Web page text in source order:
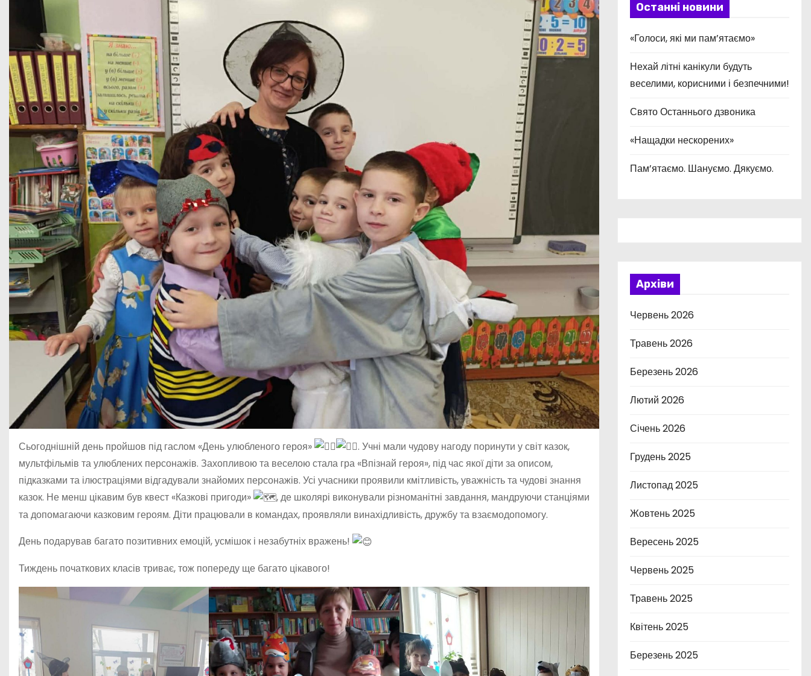
Сьогоднішній день пройшов під гаслом «День улюбленого героя»
. Учні мали чудову нагоду поринути у світ казок,
мультфільмів та улюблених персонажів. Захопливою та веселою стала гра «Впізнай героя», під час якої діти за описом,
підказками та ілюстраціями відгадували знайомих персонажів. Усі учасники проявили кмітливість, уважність та чудові знання
казок. Не менш цікавим був квест «Казкові пригоди»
, де школярі виконували різноманітні завдання, мандруючи станціями
та допомагаючи казковим героям. Діти працювали в командах, проявляли винахідливість, дружбу та взаємодопомогу.
День подарував багато позитивних емоцій, усмішок і незабутніх вражень!
Тиждень початкових класів триває, тож попереду ще багато цікавого!
Останні новини
«Голоси, які ми пам’ятаємо»
Нехай літні канікули будуть
веселими, корисними і безпечними!
Свято Останнього дзвоника
«Нащадки нескорених»
Пам’ятаємо. Шануємо. Дякуємо.
Архіви
Червень 2026
Травень 2026
Березень 2026
Лютий 2026
Січень 2026
Грудень 2025
Листопад 2025
Жовтень 2025
Вересень 2025
Червень 2025
Травень 2025
Квітень 2025
Березень 2025